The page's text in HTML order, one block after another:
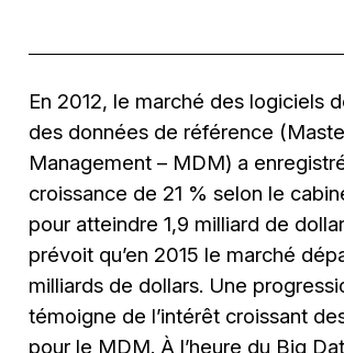
En 2012, le marché des logiciels
des données de référence
Management – MDM) a
croissance de 21 % selon le
pour atteindre 1,9 milliard de
prévoit qu’en 2015 le marché
milliards de dollars. Une
témoigne de l’intérêt croissant
pour le MDM. À l’heure du Big